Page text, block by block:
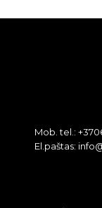
Mob. tel.:
El.paštas: